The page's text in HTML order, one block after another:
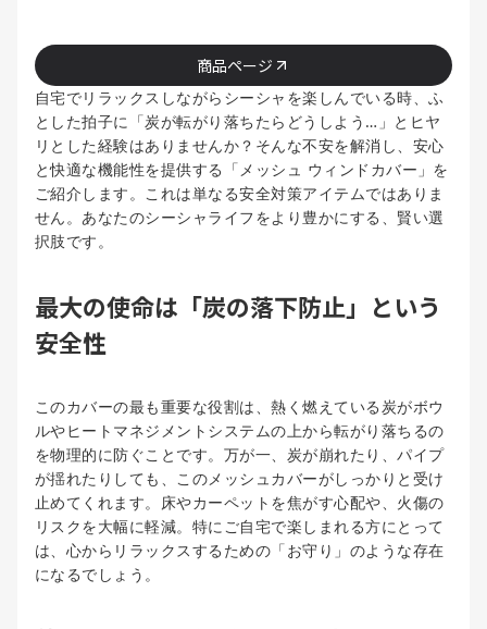
商品ページ
自宅でリラックスしながらシーシャを楽しんでいる時、ふ
とした拍子に「炭が転がり落ちたらどうしよう…」とヒヤ
リとした経験はありませんか？そんな不安を解消し、安心
と快適な機能性を提供する「メッシュ ウィンドカバー」を
ご紹介します。これは単なる安全対策アイテムではありま
せん。あなたのシーシャライフをより豊かにする、賢い選
択肢です。
最大の使命は「炭の落下防止」という
安全性
このカバーの最も重要な役割は、熱く燃えている炭がボウ
ルやヒートマネジメントシステムの上から転がり落ちるの
を物理的に防ぐことです。万が一、炭が崩れたり、パイプ
が揺れたりしても、このメッシュカバーがしっかりと受け
止めてくれます。床やカーペットを焦がす心配や、火傷の
リスクを大幅に軽減。特にご自宅で楽しまれる方にとって
は、心からリラックスするための「お守り」のような存在
になるでしょう。